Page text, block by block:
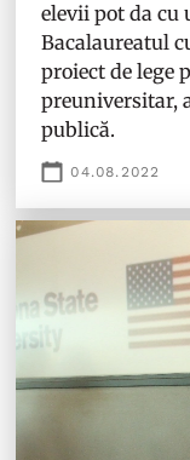
elevii pot da cu
Bacalaureatul
proiect de lege
preuniversitar,
publică.
04.08.2022